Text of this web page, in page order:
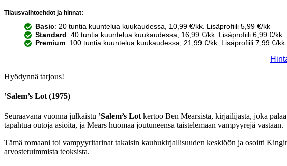
Tilausvaihtoehdot ja hinnat:
Basic: 20 tuntia kuuntelua kuukaudessa, 10,99 €/kk. Lisäprofiili 5,99 €/kk
Standard: 40 tuntia kuuntelua kuukaudessa, 16,99 €/kk. Lisäprofiili 6,99 €/kk
Premium: 100 tuntia kuuntelua kuukaudessa, 21,99 €/kk. Lisäprofiili 7,99 €/kk
Hyödynnä tarjous!
’Salem’s Lot (1975)
Seuraavana vuonna julkaistu ’Salem’s Lot kertoo Ben Mearsista, kirjailijasta, joka
tapahtua outoja asioita, ja Mears huomaa joutuneensa taistelemaan vampyyrejä vastaan.
Tämä romaani toi vampyyritarinat takaisin kauhukirjallisuuden keskiöön ja osoitti
arvostetuimmista teoksista.